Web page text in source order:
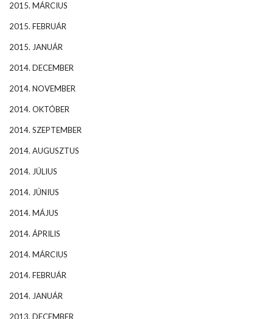
2015. MÁRCIUS
2015. FEBRUÁR
2015. JANUÁR
2014. DECEMBER
2014. NOVEMBER
2014. OKTÓBER
2014. SZEPTEMBER
2014. AUGUSZTUS
2014. JÚLIUS
2014. JÚNIUS
2014. MÁJUS
2014. ÁPRILIS
2014. MÁRCIUS
2014. FEBRUÁR
2014. JANUÁR
2013. DECEMBER